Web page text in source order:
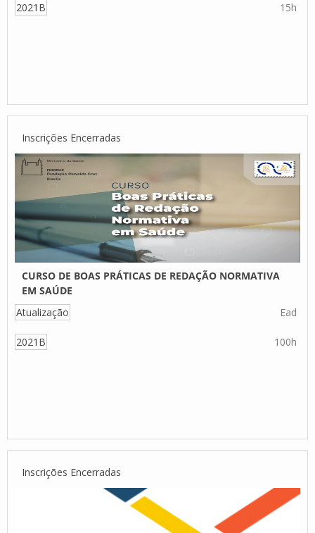
2021B 15h
Inscrições Encerradas
CURSO DE BOAS PRÁTICAS DE REDAÇÃO NORMATIVA
EM SAÚDE
Atualização
Ead
2021B 100h
Inscrições Encerradas